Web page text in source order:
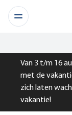
Van 3 t/m 16
met de
zich laten
vakantie!